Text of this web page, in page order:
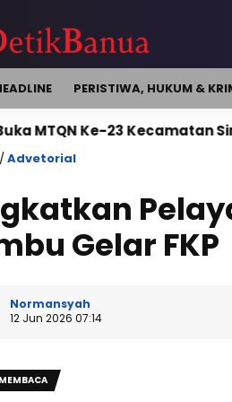
PERISTIWA, HUKUM &
23 Kecamatan Simpang Empat
/Advetorial
Gelar FKP
Normansyah
12 Jun 2026 07:14